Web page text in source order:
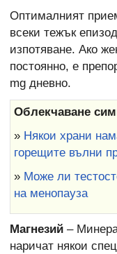
Оптималният
всеки тежък
изпотяване. Ако
постоянно, е
mg дневно.
Облекчаване
» Някои храни
горещите вълни
» Може ли
на менопауза
Магнезий –
наричат някои